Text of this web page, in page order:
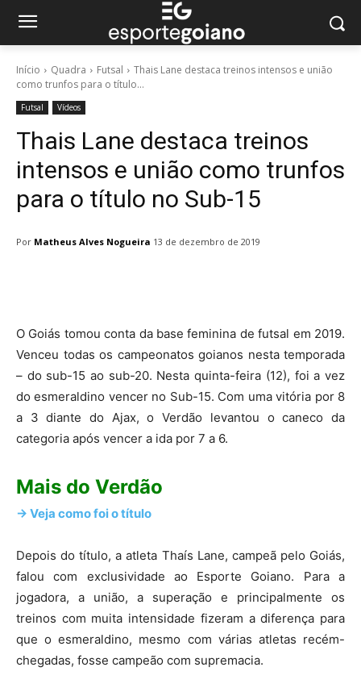
Início Quadra Futsal
Thais Lane destaca treinos intensos e união
como trunfos para o título...
Futsal Vídeos
Thais Lane destaca treinos
intensos e união como trunfos
para o título no Sub-15
Por Matheus Alves Nogueira 13 de dezembro de 2019
O Goiás tomou conta da base feminina de futsal em 2019.
Venceu todas os campeonatos goianos nesta temporada
– do sub-15 ao sub-20. Nesta quinta-feira (12), foi a vez
do esmeraldino vencer no Sub-15. Com uma vitória por 8
a 3 diante do Ajax, o Verdão levantou o caneco da
categoria após vencer a ida por 7 a 6.
Mais do Verdão
-> Veja como foi o título
Depois do título, a atleta Thaís Lane, campeã pelo Goiás,
falou com exclusividade ao Esporte Goiano. Para a
jogadora, a união, a superação e principalmente os
treinos com muita intensidade fizeram a diferença para
que o esmeraldino, mesmo com várias atletas recém-
chegadas, fosse campeão com supremacia.